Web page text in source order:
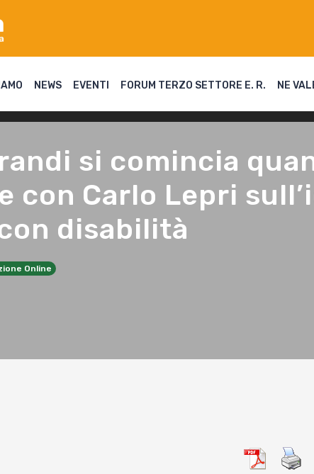
NEWS EVENTI FORUM TERZO SETTORE E. R. NE
si comincia
con Carlo Lepri
disabilità
Online